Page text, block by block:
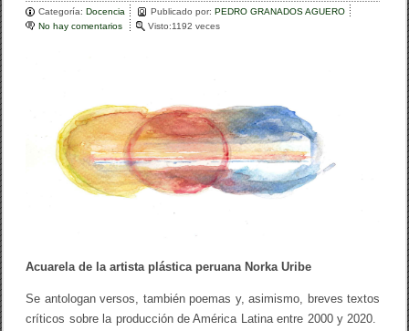
Categoría:Docencia Publicado por:PEDRO GRANADOS AGUERO
No hay comentarios
m
n
t
o
[
s
o
”
:
Visto:1192 veces
Acuarela de la artista plástica peruana Norka Uribe
Se antologan versos, también poemas y, asimismo, breves textos
críticos sobre la producción de América Latina entre 2000 y 2020.